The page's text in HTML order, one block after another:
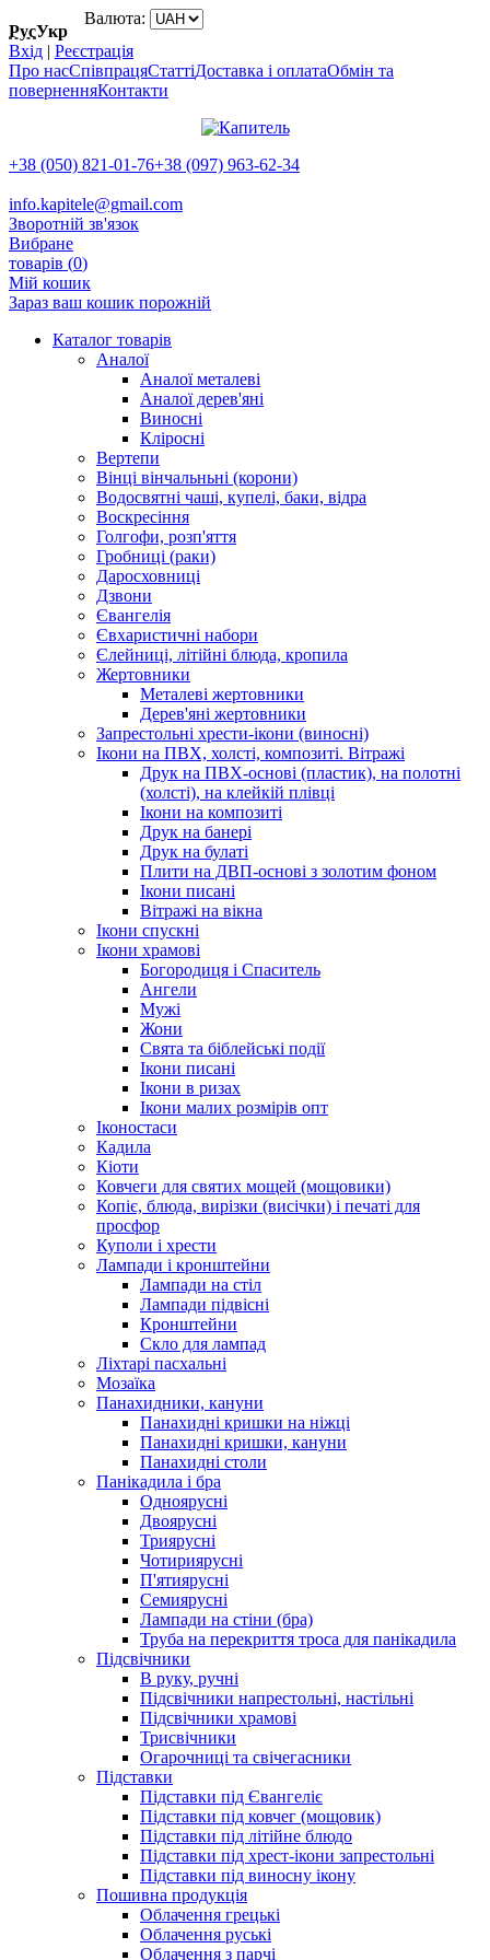
РусУкр
Валюта:
Вхід | Реєстрація
Про насСпівпрацяСтаттіДоставка і оплатаОбмін та
поверненняКонтакти
+38 (050) 821-01-76+38 (097) 963-62-34
info.kapitele@gmail.com
Зворотній зв'язок
Вибране
товарів (0)
Мій кошик
Зараз ваш кошик порожній
Каталог товарів
Аналої
Аналої металеві
Аналої дерев'яні
Виносні
Кліросні
Вертепи
Вінці вінчальньні (корони)
Водосвятні чаші, купелі, баки, відра
Воскресіння
Голгофи, розп'яття
Гробниці (раки)
Даросховниці
Дзвони
Євангелія
Євхаристичні набори
Єлейниці, літійні блюда, кропила
Жертовники
Металеві жертовники
Дерев'яні жертовники
Запрестольні хрести-ікони (виносні)
Ікони на ПВХ, холсті, композиті. Вітражі
Друк на ПВХ-основі (пластик), на полотні
(холсті), на клейкій плівці
Ікони на композиті
Друк на банері
Друк на булаті
Плити на ДВП-основі з золотим фоном
Ікони писані
Вітражі на вікна
Ікони спускні
Ікони храмові
Богородиця і Спаситель
Ангели
Мужі
Жони
Свята та біблейські події
Ікони писані
Ікони в ризах
Ікони малих розмірів опт
Іконостаси
Кадила
Кіоти
Ковчеги для святих мощей (мощовики)
Копіє, блюда, вирізки (висічки) і печаті для
просфор
Куполи і хрести
Лампади і кронштейни
Лампади на стіл
Лампади підвісні
Кронштейни
Скло для лампад
Ліхтарі пасхальні
Мозаїка
Панахидники, кануни
Панахидні кришки на ніжці
Панахидні кришки, кануни
Панахидні столи
Панікадила і бра
Одноярусні
Двоярусні
Триярусні
Чотириярусні
П'ятиярусні
Семиярусні
Лампади на стіни (бра)
Труба на перекриття троса для панікадила
Підсвічники
В руку, ручні
Підсвічники напрестольні, настільні
Підсвічники храмові
Трисвічники
Огарочниці та свічегасники
Підставки
Підставки під Євангеліє
Підставки під ковчег (мощовик)
Підставки під літійне блюдо
Підставки під хрест-ікони запрестольні
Підставки під виносну ікону
Пошивна продукція
Облачення грецькі
Облачення руські
Облачення з парчі